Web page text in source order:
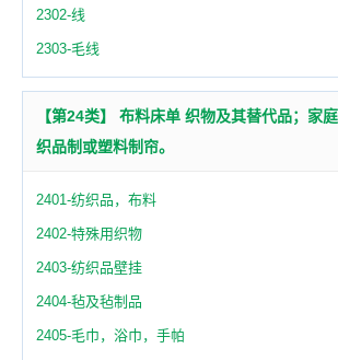
2302-线
2303-毛线
【第24类】 布料床单 织物及其替代品；家
织品制或塑料制帘。
2401-纺织品，布料
2402-特殊用织物
2403-纺织品壁挂
2404-毡及毡制品
2405-毛巾，浴巾，手帕